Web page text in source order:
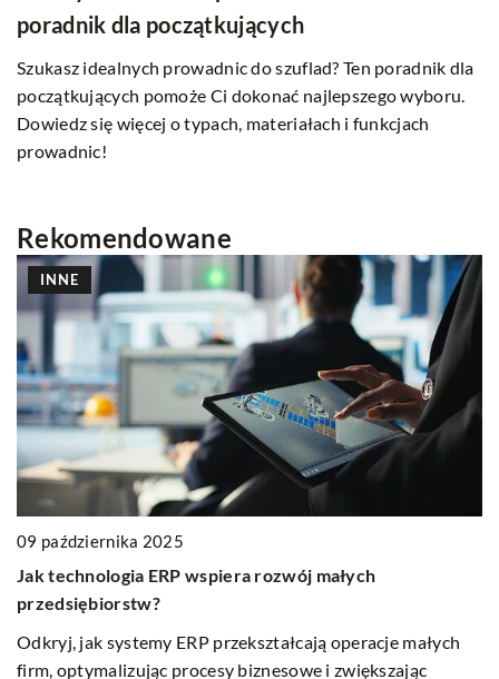
poradnik dla początkujących
Szukasz idealnych prowadnic do szuflad? Ten poradnik dla
początkujących pomoże Ci dokonać najlepszego wyboru.
Dowiedz się więcej o typach, materiałach i funkcjach
prowadnic!
Rekomendowane
INNE
09 października 2025
Jak technologia ERP wspiera rozwój małych
przedsiębiorstw?
Odkryj, jak systemy ERP przekształcają operacje małych
firm, optymalizując procesy biznesowe i zwiększając